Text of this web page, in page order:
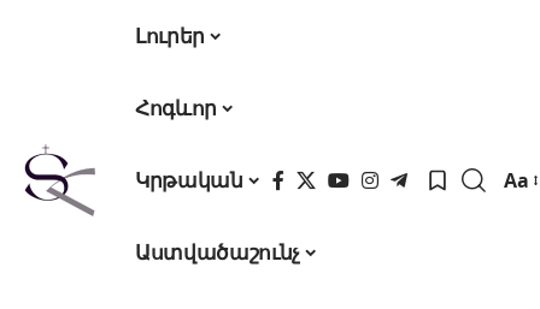
Լուրեր
Հոգևոր
Կրթական
Աստվածաշունչ
Aa